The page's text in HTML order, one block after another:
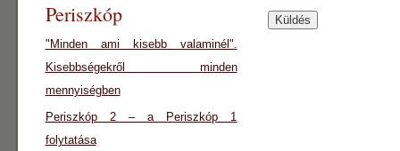
Periszkóp
"Minden ami kisebb valaminél".
Kisebbségekről minden
mennyiségben
Periszkóp 2 – a Periszkóp 1
folytatása